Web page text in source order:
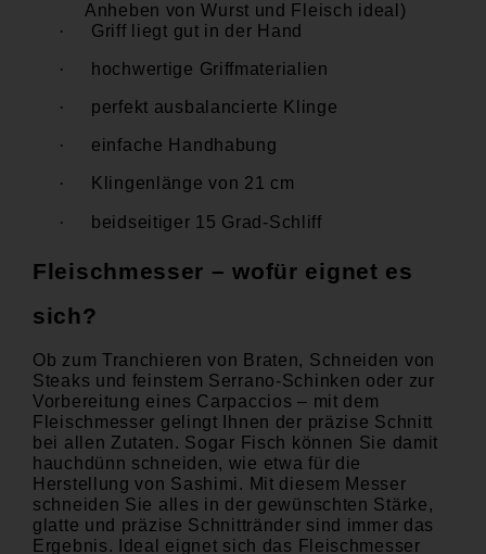
Anheben von Wurst und Fleisch ideal)
·
Griff liegt gut in der Hand
· hochwertige Griffmaterialien
· perfekt ausbalancierte Klinge
· einfache Handhabung
· Klingenlänge von 21 cm
· beidseitiger 15 Grad-Schliff
Fleischmesser – wofür eignet es
sich?
Ob zum Tranchieren von Braten, Schneiden von
Steaks und feinstem Serrano-Schinken oder zur
Vorbereitung eines Carpaccios – mit dem
Fleischmesser gelingt Ihnen der präzise Schnitt
bei allen Zutaten. Sogar Fisch können Sie damit
hauchdünn schneiden, wie etwa für die
Herstellung von Sashimi. Mit diesem Messer
schneiden Sie alles in der gewünschten Stärke,
glatte und präzise Schnittränder sind immer das
Ergebnis. Ideal eignet sich das Fleischmesser